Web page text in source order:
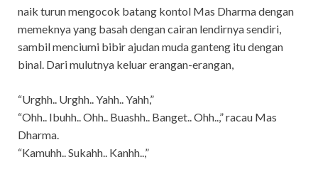
naik turun mengocok batang kontol Mas Dharma dengan
memeknya yang basah dengan cairan lendirnya sendiri,
sambil menciumi bibir ajudan muda ganteng itu dengan
binal. Dari mulutnya keluar erangan-erangan,
“Urghh.. Urghh.. Yahh.. Yahh,”
“Ohh.. Ibuhh.. Ohh.. Buashh.. Banget.. Ohh..,” racau Mas
Dharma.
“Kamuhh.. Sukahh.. Kanhh..,”